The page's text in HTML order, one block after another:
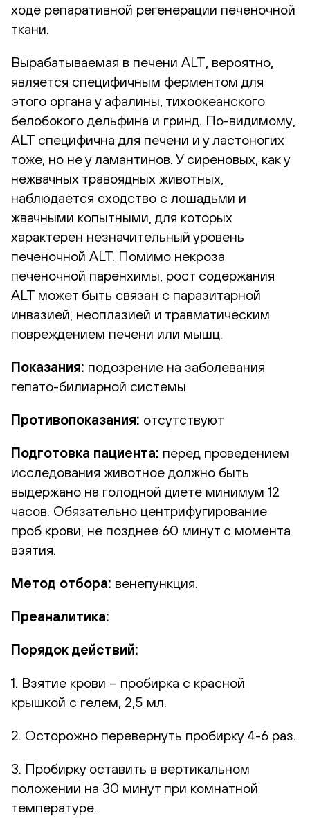
ходе репаративной регенерации печеночной
ткани.
Вырабатываемая в печени ALT, вероятно,
является специфичным ферментом для
этого органа у афалины, тихоокеанского
белобокого дельфина и гринд. По-видимому,
ALT специфична для печени и у ластоногих
тоже, но не у ламантинов. У сиреновых, как у
нежвачных травоядных животных,
наблюдается сходство с лошадьми и
жвачными копытными, для которых
характерен незначительный уровень
печеночной ALT. Помимо некроза
печеночной паренхимы, рост содержания
ALT может быть связан с паразитарной
инвазией, неоплазией и травматическим
повреждением печени или мышц.
Показания: подозрение на заболевания
гепато-билиарной системы
Противопоказания: отсутствуют
Подготовка пациента: перед проведением
исследования животное должно быть
выдержано на голодной диете минимум 12
часов. Обязательно центрифугирование
проб крови, не позднее 60 минут с момента
взятия.
Метод отбора: венепункция.
Преаналитика:
Порядок действий:
1. Взятие крови – пробирка с красной
крышкой с гелем, 2,5 мл.
2. Осторожно перевернуть пробирку 4-6 раз.
3. Пробирку оставить в вертикальном
положении на 30 минут при комнатной
температуре.